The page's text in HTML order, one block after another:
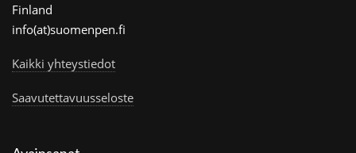
Finland
info(at)suomenpen.fi
Kaikki yhteystiedot
Saavutettavuusseloste